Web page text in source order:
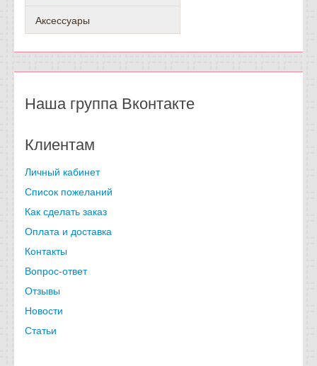
Аксессуары
Наша группа Вконтакте
Клиентам
Личный кабинет
Список пожеланий
Как сделать заказ
Оплата и доставка
Контакты
Вопрос-ответ
Отзывы
Новости
Статьи